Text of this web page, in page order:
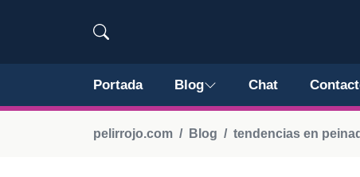
Portada Blog Chat
pelirrojo.com Blog tendencias en